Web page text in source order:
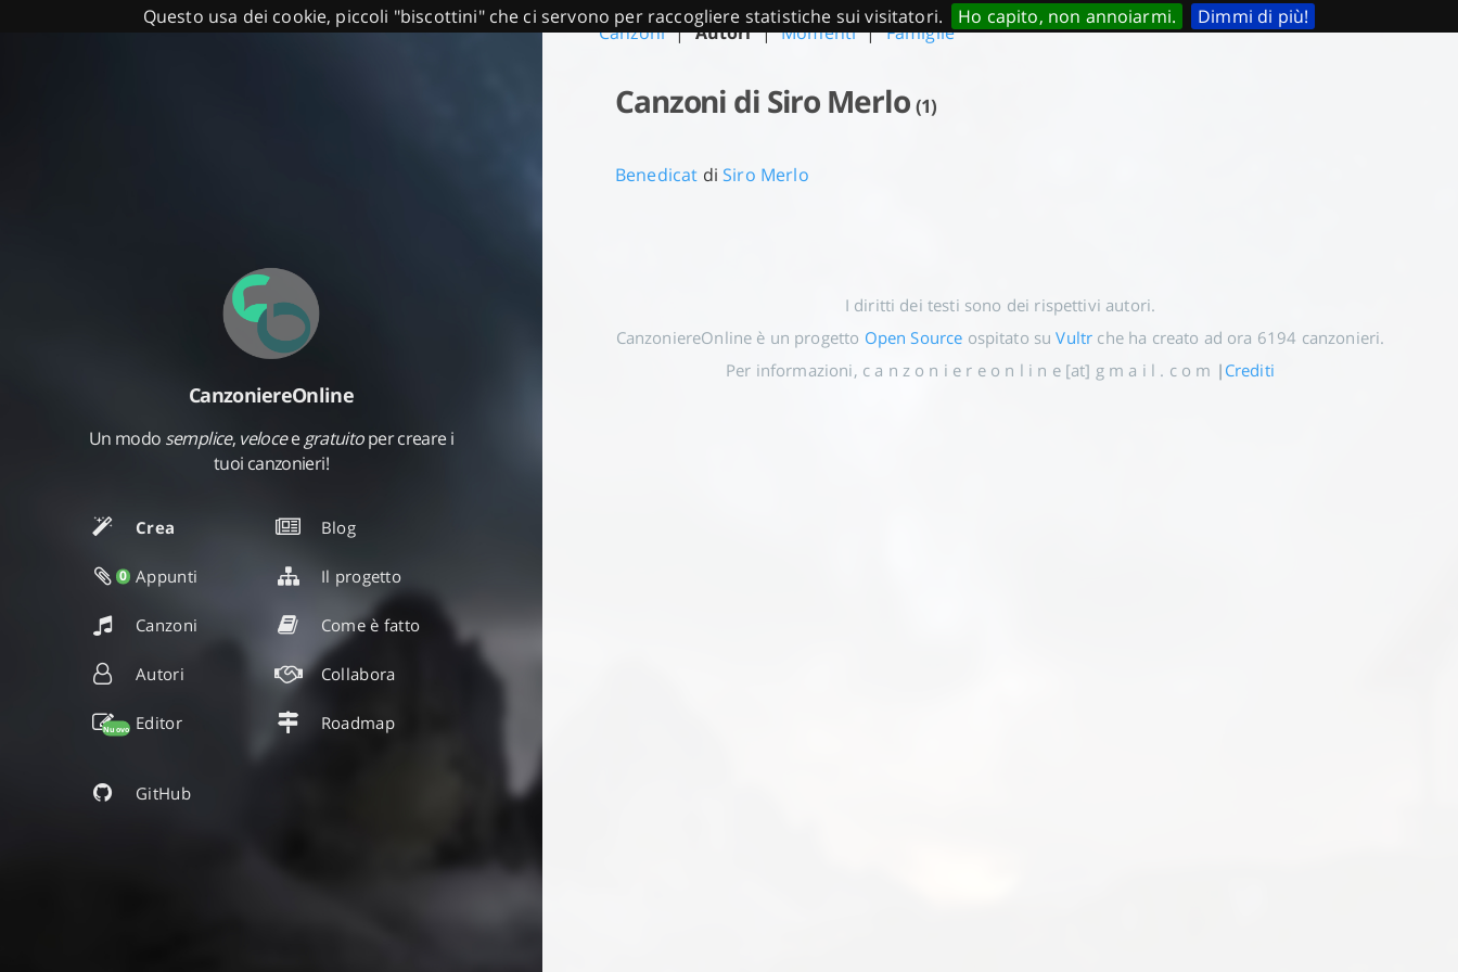
Questo usa dei cookie, piccoli "biscottini" che ci servono per raccogliere statistiche sui visitatori. Ho capito, non annoiarmi. Dimmi di più!
CanzoniereOnline
Un modo semplice, veloceegratuitoper creare i
tuoi canzonieri!
Crea
0 Appunti
Canzoni
Autori
Nuovo Editor
Blog
Il progetto
Come è fatto
Collabora
Roadmap
GitHub
Canzoni | Autori | Momenti | Famiglie
Canzoni di Siro Merlo(1)
Benedicat di Siro Merlo
I diritti dei testi sono dei rispettivi autori.
CanzoniereOnline è un progetto Open Source ospitato suVultr che ha creato ad ora 6194 canzonieri.
Per informazioni, c a n z o n i e r e o n l i n e [at] g m a i l . c o m | Crediti